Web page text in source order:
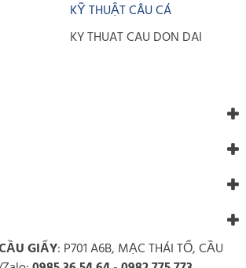
KỸ THUẬT CÂU CÁ
KY THUAT CAU DON DAI
no product reviews. Be the first who write
GIẤY: P701 A6B, MẠC THÁI TỔ, CẦU